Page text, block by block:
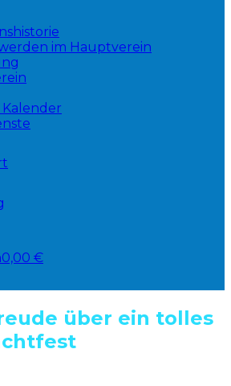
im Hauptverein
Kalender
0,00 €
über ein tolles